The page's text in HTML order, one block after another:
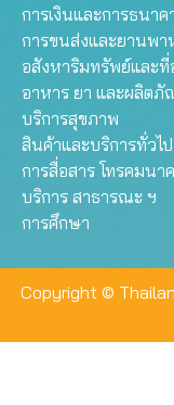
การเงินและการธนาค
การขนส่งและยานพ
อสังหาริมทรัพย์และที่
อาหาร ยา และผลิต
บริการสุขภาพ
สินค้าและบริการทั่วไป
การสื่อสาร โทรคมนา
บริการ สาธารณะ ฯ
การศึกษา
Copyright ©